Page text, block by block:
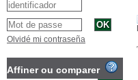
Olvidé mi contraseña
Affiner ou comparer